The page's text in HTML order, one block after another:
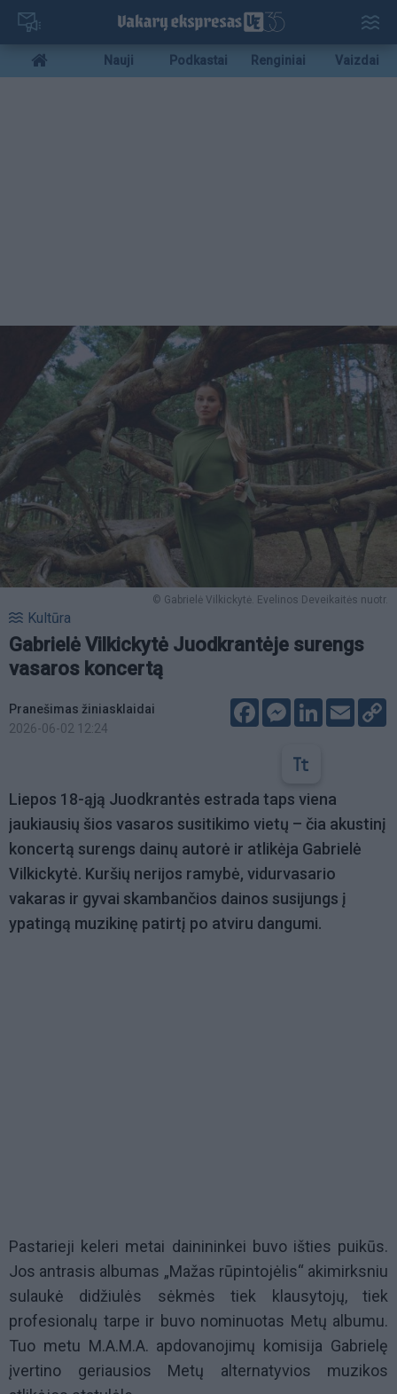
Pereiti
pagrindinį
turinį
Mobile
menu
Nauji Podkastai Renginiai Vaizdai
© Gabrielė Vilkickytė. Evelinos Deveikaitės nuotr.
Kultūra
Gabrielė Vilkickytė Juodkrantėje surengs
vasaros koncertą
Pranešimas žiniasklaidai
2026-06-02 12:24
FacebookMessenger
LinkedIn
Email
Liepos 18-ąją Juodkrantės estrada taps viena
jaukiausių šios vasaros susitikimo vietų – čia akustinį
koncertą surengs dainų autorė ir atlikėja Gabrielė
Vilkickytė. Kuršių nerijos ramybė, vidurvasario
vakaras ir gyvai skambančios dainos susijungs į
ypatingą muzikinę patirtį po atviru dangumi.
Pastarieji keleri metai dainininkei buvo išties puikūs.
Jos antrasis albumas „Mažas rūpintojėlis“ akimirksniu
sulaukė didžiulės sėkmės tiek klausytojų, tiek
profesionalų tarpe ir buvo nominuotas Metų albumu.
Tuo metu M.A.M.A. apdovanojimų komisija Gabrielę
įvertino geriausios Metų alternatyvios muzikos